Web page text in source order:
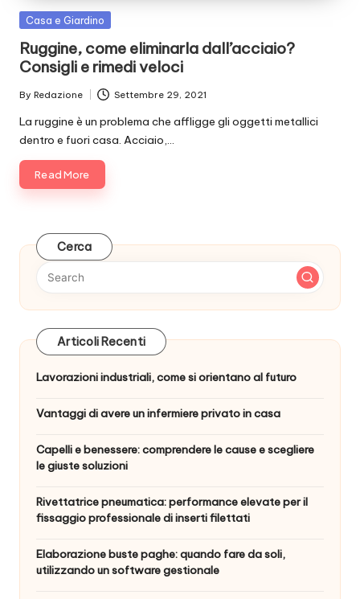
Posted
Casa e Giardino
Ruggine, come eliminarla dall’acciaio?
Consigli e rimedi veloci
Posted
by
By Redazione Settembre 29, 2021
La ruggine è un problema che affligge gli oggetti metallici
dentro e fuori casa. Acciaio,…
Read More
Cerca
Articoli Recenti
Lavorazioni industriali, come si orientano al futuro
Vantaggi di avere un infermiere privato in casa
Capelli e benessere: comprendere le cause e scegliere
le giuste soluzioni
Rivettatrice pneumatica: performance elevate per il
fissaggio professionale di inserti filettati
Elaborazione buste paghe: quando fare da soli,
utilizzando un software gestionale